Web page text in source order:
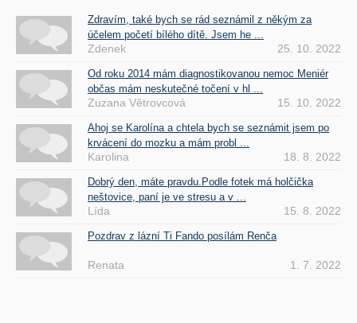
Zdravím, také bych se rád seznámil z někým za
účelem početí bílého dítě. Jsem he ...
Zdenek 25. 10. 2022
Od roku 2014 mám diagnostikovanou nemoc Meniér
občas mám neskutečné točení v hl ...
Zuzana Větrovcová 15. 10. 2022
Ahoj se Karolína a chtela bych se seznámit jsem po
krvácení do mozku a mám probl ...
Karolina 18. 8. 2022
Dobrý den, máte pravdu.Podle fotek má holčička
neštovice, paní je ve stresu a v ...
Lída 15. 8. 2022
Pozdrav z lázní Ti Fando posílám Renča
Renata 1. 7. 2022